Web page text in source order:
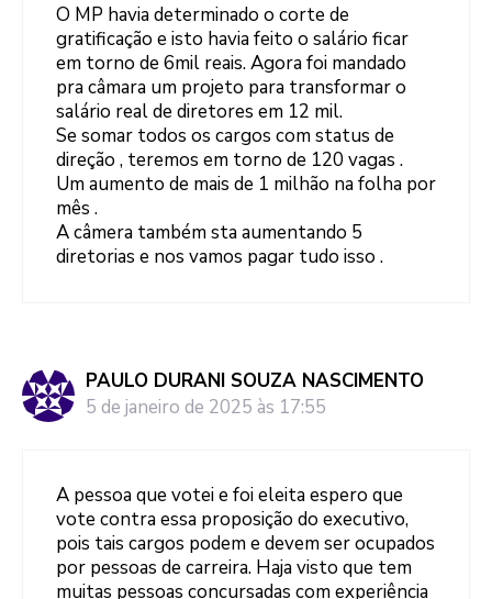
O MP havia determinado o corte de
gratificação e isto havia feito o salário ficar
em torno de 6mil reais. Agora foi mandado
pra câmara um projeto para transformar o
salário real de diretores em 12 mil.
Se somar todos os cargos com status de
direção , teremos em torno de 120 vagas .
Um aumento de mais de 1 milhão na folha por
mês .
A câmera também sta aumentando 5
diretorias e nos vamos pagar tudo isso .
PAULO DURANI SOUZA NASCIMENTO
5 de janeiro de 2025 às 17:55
A pessoa que votei e foi eleita espero que
vote contra essa proposição do executivo,
pois tais cargos podem e devem ser ocupados
por pessoas de carreira. Haja visto que tem
muitas pessoas concursadas com experiência